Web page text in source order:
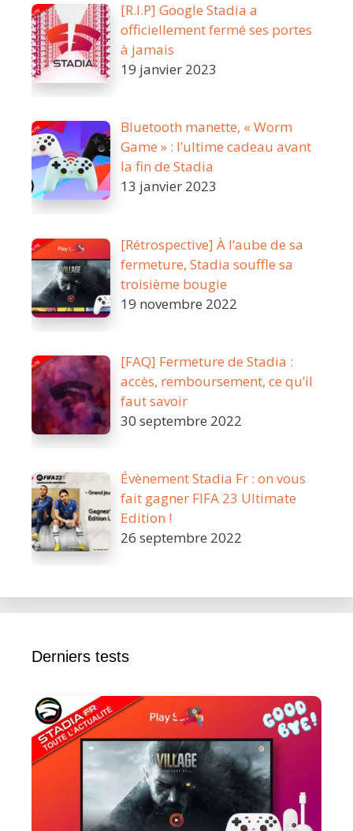
jeu
[R.I.P] Google Stadia a
officiellement fermé ses portes
à jamais
19 janvier 2023
Bluetooth manette, « Worm
Game » : l’ultime cadeau avant
la fin de Stadia
13 janvier 2023
[Rétrospective] À l’aube de sa
fermeture, Stadia souffle sa
troisième bougie
19 novembre 2022
[FAQ] Fermeture de Stadia :
accès, remboursement, ce qu’il
faut savoir
30 septembre 2022
Évènement Stadia Fr : on vous
fait gagner FIFA 23 Ultimate
Edition !
26 septembre 2022
Derniers tests